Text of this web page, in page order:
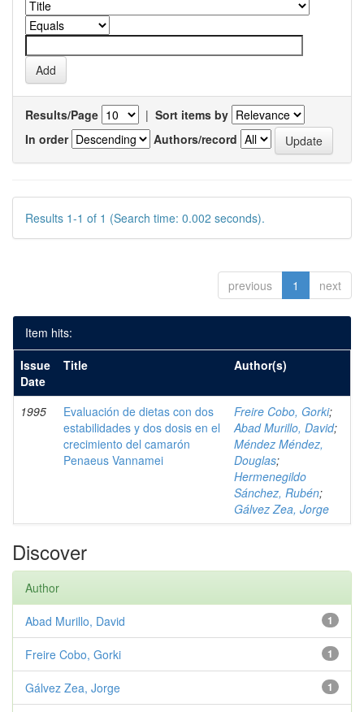
Results/Page | Sort items by
In order
Authors/record
Results 1-1 of 1 (Search time: 0.002 seconds).
previous 1 next
Item hits:
Issue
Date
Title Author(s)
1995
Evaluación de dietas con dos
estabilidades y dos dosis en el
crecimiento del camarón
Penaeus Vannamei
Freire Cobo, Gorki;
Abad Murillo, David;
Méndez Méndez,
Douglas;
Hermenegildo
Sánchez, Rubén;
Gálvez Zea, Jorge
Discover
Author
1
Abad Murillo, David
1
Freire Cobo, Gorki
1
Gálvez Zea, Jorge